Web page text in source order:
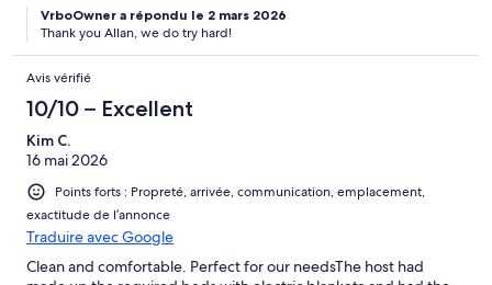
VrboOwner a répondu le 2 mars 2026
Thank you Allan, we do try hard!
Avis vérifié
10/10 – Excellent
Kim C.
16 mai 2026
Points forts : Propreté, arrivée, communication, emplacement,
exactitude de l’annonce
Traduire avec Google
Clean and comfortable. Perfect for our needsThe host had